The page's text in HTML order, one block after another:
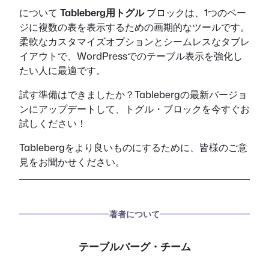
について Tableberg用トグルブロックは、1つのペー
ジに複数の表を表示するための画期的なツールです。
柔軟なカスタマイズオプションとシームレスなタブレ
イアウトで、WordPressでのテーブル表示を強化し
たい人に最適です。
試す準備はできましたか？Tablebergの最新バージョ
ンにアップデートして、トグル・ブロックを今すぐお
試しください！
Tablebergをより良いものにするために、皆様のご意
見をお聞かせください。
著者について
テーブルバーグ・チーム